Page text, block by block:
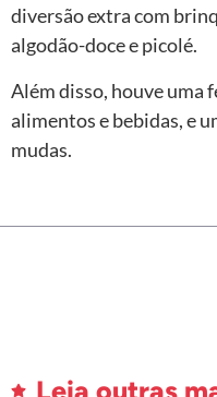
diversão extra com
algodão-doce e picolé.
Além disso, houve uma
alimentos e bebidas, e
mudas.
Leia outras